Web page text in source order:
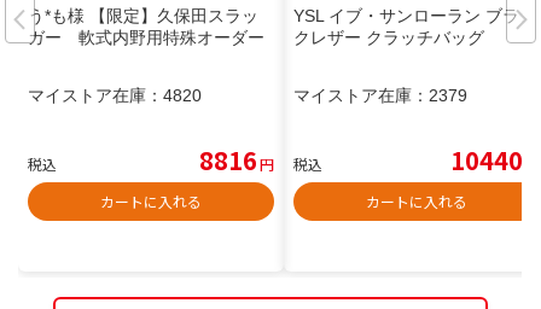
う*も様 【限定】久保田スラッ
ガー 軟式内野用特殊オーダー
マイストア在庫： 4820
税込 8816円
カートに入れる
YSL イブ・サンローラン ブラッ
クレザー クラッチバッグ
マイストア在庫： 2379
税込 10440
カートに入れる